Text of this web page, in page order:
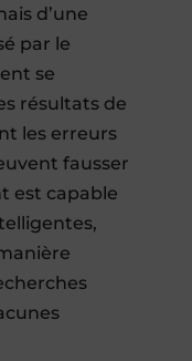
d’une
par le
se
résultats de
les erreurs
fausser
est capable